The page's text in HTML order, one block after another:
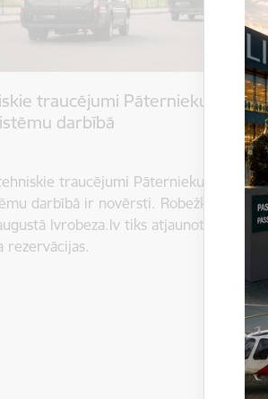
traucējumi Pāternieku
darbībā
traucējumi Pāternieku
darbībā ir novērsti. Robežkontroles
lvrobeza.lv tiks atjaunota iespēja
rezervācijas.